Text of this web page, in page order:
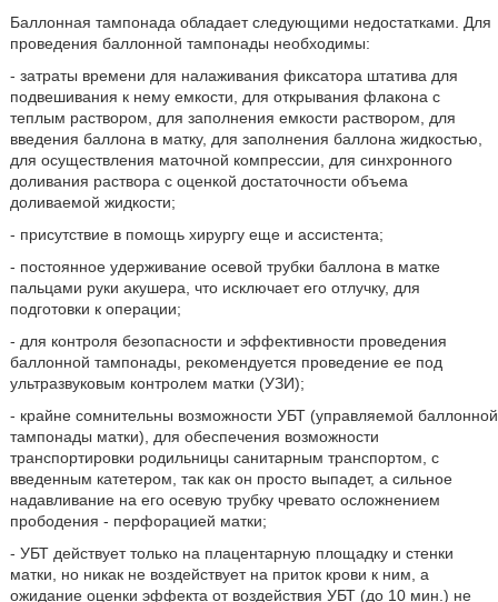
Баллонная тампонада обладает следующими недостатками. Для
проведения баллонной тампонады необходимы:
- затраты времени для налаживания фиксатора штатива для
подвешивания к нему емкости, для открывания флакона с
теплым раствором, для заполнения емкости раствором, для
введения баллона в матку, для заполнения баллона жидкостью,
для осуществления маточной компрессии, для синхронного
доливания раствора с оценкой достаточности объема
доливаемой жидкости;
- присутствие в помощь хирургу еще и ассистента;
- постоянное удерживание осевой трубки баллона в матке
пальцами руки акушера, что исключает его отлучку, для
подготовки к операции;
- для контроля безопасности и эффективности проведения
баллонной тампонады, рекомендуется проведение ее под
ультразвуковым контролем матки (УЗИ);
- крайне сомнительны возможности УБТ (управляемой баллонной
тампонады матки), для обеспечения возможности
транспортировки родильницы санитарным транспортом, с
введенным катетером, так как он просто выпадет, а сильное
надавливание на его осевую трубку чревато осложнением
прободения - перфорацией матки;
- УБТ действует только на плацентарную площадку и стенки
матки, но никак не воздействует на приток крови к ним, а
ожидание оценки эффекта от воздействия УБТ (до 10 мин.) не